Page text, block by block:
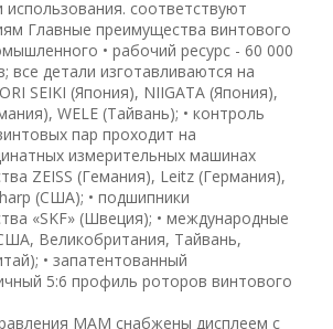
использования. соответствуют
Главные преимущества винтового
• рабочий ресурс - 60 000
все детали изготавливаются на
SEIKI (Япония), NIIGATA (Япония),
WELE (Тайвань); • контроль
пар проходит на
измерительных машинах
ZEISS (Гемания), Leitz (Германия),
(США); • подшипники
«SKF» (Швеция); • международные
Великобритания, Тайвань,
• запатентованный
5:6 профиль роторов винтового
MAM снабжены дисплеем с